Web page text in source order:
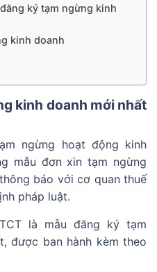
ký tạm ngừng kinh
kinh doanh
kinh doanh mới nhất
ngừng hoạt động kinh
mẫu đơn xin tạm ngừng
báo với cơ quan thuế
pháp luật.
là mẫu đăng ký tạm
được ban hành kèm theo